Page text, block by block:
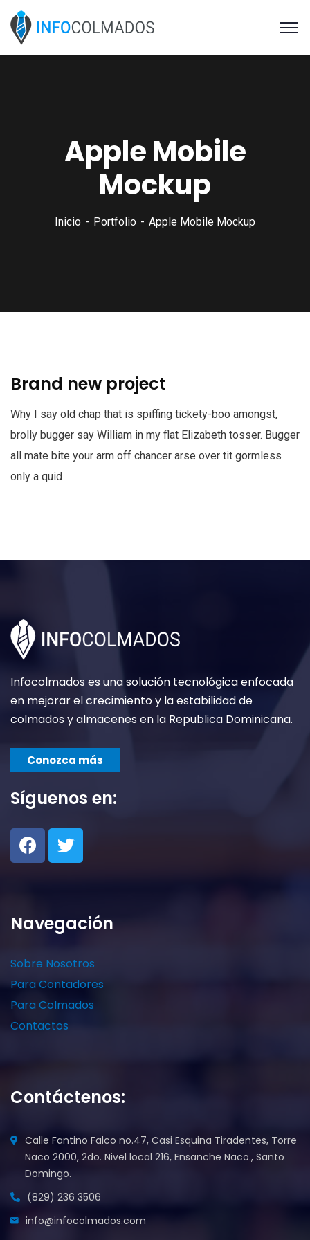
Apple Mobile
Mockup
Inicio Portfolio Apple Mobile Mockup
Brand new project
Why I say old chap that is spiffing tickety-boo amongst,
brolly bugger say William in my flat Elizabeth tosser. Bugger
all mate bite your arm off chancer arse over tit gormless
only a quid
Infocolmados es una solución tecnológica enfocada
en mejorar el crecimiento y la estabilidad de
colmados y almacenes en la Republica Dominicana.
Conozca más
Síguenos en:
Navegación
Sobre Nosotros
Para Contadores
Para Colmados
Contactos
Contáctenos:
Calle Fantino Falco no.47, Casi Esquina Tiradentes, Torre
Naco 2000, 2do. Nivel local 216, Ensanche Naco., Santo
Domingo.
(829) 236 3506
info@infocolmados.com